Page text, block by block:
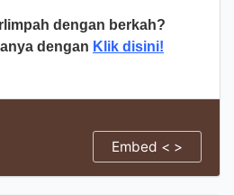
dengan berkah?
dengan Klik disini!
Embed < >